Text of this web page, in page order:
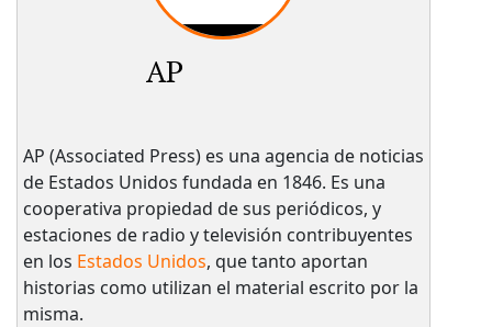
AP
AP (Associated Press) es una agencia de noticias
de Estados Unidos fundada en 1846. Es una
cooperativa propiedad de sus periódicos, y
estaciones de radio y televisión contribuyentes
en los Estados Unidos, que tanto aportan
historias como utilizan el material escrito por la
misma.